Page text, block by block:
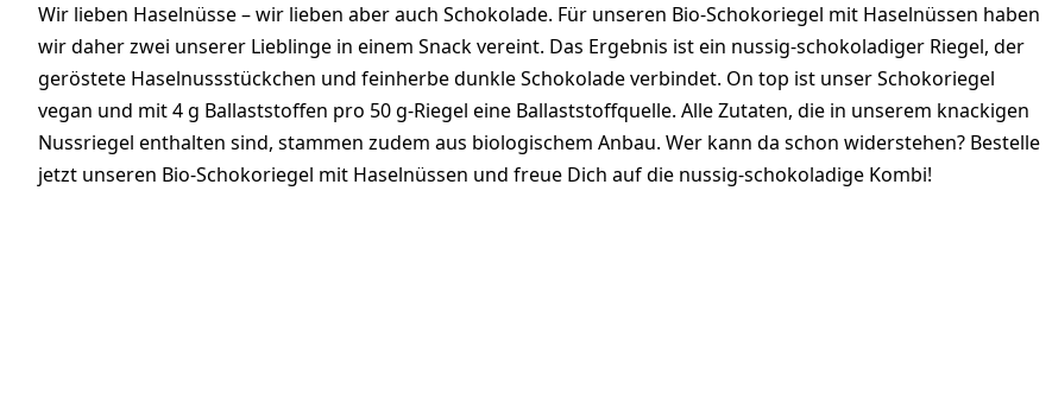
Wir lieben Haselnüsse – wir lieben aber auch Schokolade. Für unseren Bio-Schokoriegel mit Haselnüssen haben
wir daher zwei unserer Lieblinge in einem Snack vereint. Das Ergebnis ist ein nussig-schokoladiger Riegel, der
geröstete Haselnussstückchen und feinherbe dunkle Schokolade verbindet. On top ist unser Schokoriegel
vegan und mit 4 g Ballaststoffen pro 50 g-Riegel eine Ballaststoffquelle. Alle Zutaten, die in unserem knackigen
Nussriegel enthalten sind, stammen zudem aus biologischem Anbau. Wer kann da schon widerstehen? Bestelle
jetzt unseren Bio-Schokoriegel mit Haselnüssen und freue Dich auf die nussig-schokoladige Kombi!